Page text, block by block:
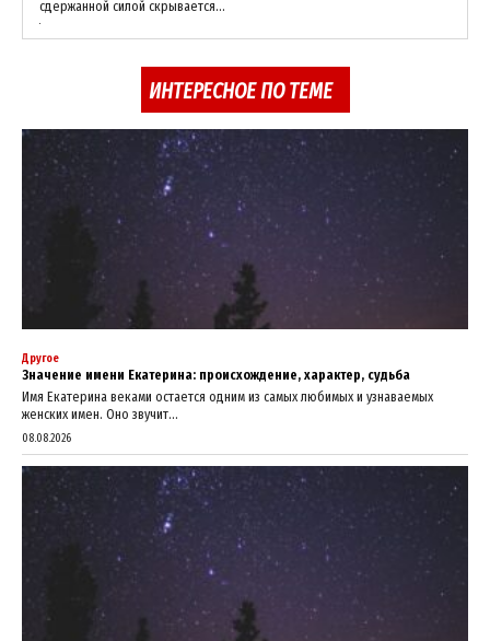
сдержанной силой скрывается...
ИНТЕРЕСНОЕ ПО ТЕМЕ
Другое
Значение имени Екатерина: происхождение, характер, судьба
Имя Екатерина веками остается одним из самых любимых и узнаваемых
женских имен. Оно звучит...
08.08.2026